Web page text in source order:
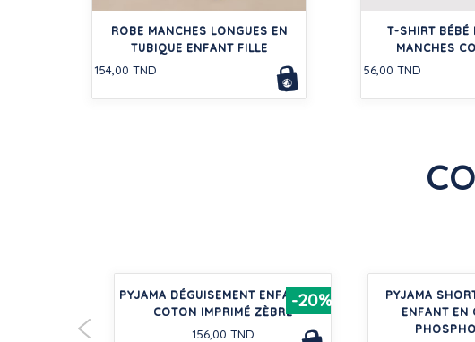
ROBE MANCHES LONGUES EN
TUBIQUE ENFANT FILLE
154,00 TND
T-SHIRT BÉBÉ
MANCHES
56,00 TND
-20%
PYJAMA DÉGUISEMENT ENFANT EN
COTON IMPRIMÉ ZÈBRE
156,00 TND
PYJAMA
ENFANT EN